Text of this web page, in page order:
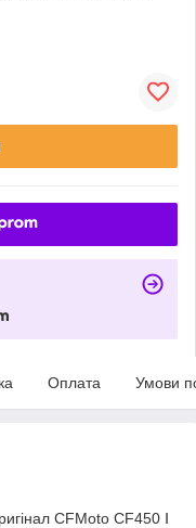
Оплата Умови
CFMoto CF450 Ⅰ